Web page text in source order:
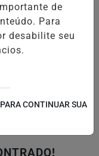
de
Para
desabilite seu
CONTINUAR SUA